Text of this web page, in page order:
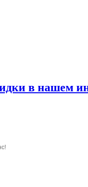
в нашем